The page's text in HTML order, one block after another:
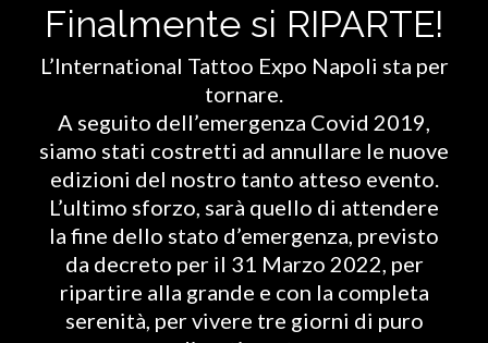
Finalmente si RIPARTE!
L’International Tattoo Expo Napoli sta per
tornare.
A seguito dell’emergenza Covid 2019,
siamo stati costretti ad annullare le nuove
edizioni del nostro tanto atteso evento.
L’ultimo sforzo, sarà quello di attendere
la fine dello stato d’emergenza, previsto
da decreto per il 31 Marzo 2022, per
ripartire alla grande e con la completa
serenità, per vivere tre giorni di puro